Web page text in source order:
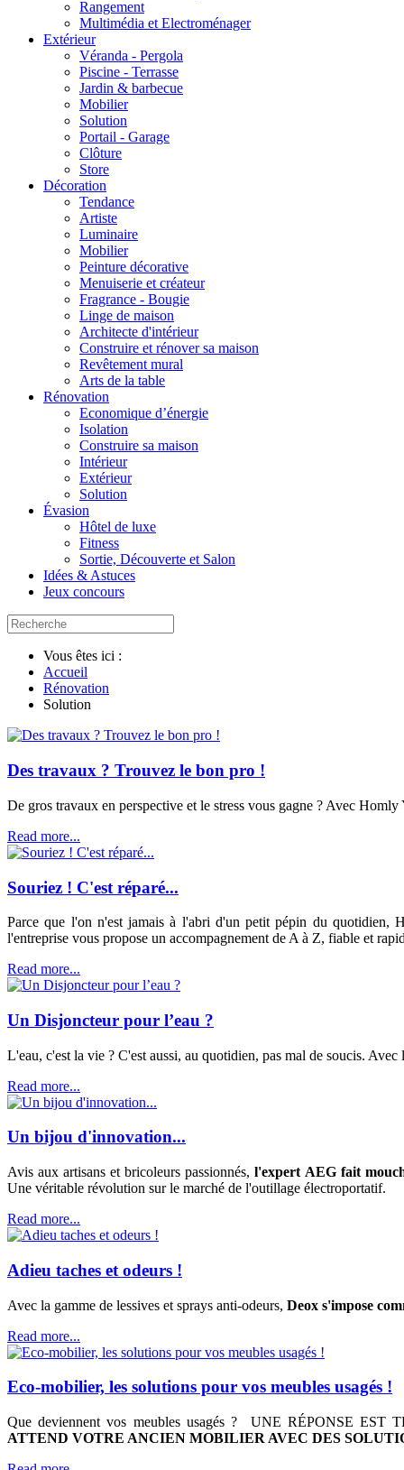
Rangement
Multimédia et Electroménager
Extérieur
Véranda - Pergola
Piscine - Terrasse
Jardin & barbecue
Mobilier
Solution
Portail - Garage
Clôture
Store
Décoration
Tendance
Artiste
Luminaire
Mobilier
Peinture décorative
Menuiserie et créateur
Fragrance - Bougie
Linge de maison
Architecte d'intérieur
Construire et rénover sa maison
Revêtement mural
Arts de la table
Rénovation
Economique d’énergie
Isolation
Construire sa maison
Intérieur
Extérieur
Solution
Évasion
Hôtel de luxe
Fitness
Sortie, Découverte et Salon
Idées & Astuces
Jeux concours
Vous êtes ici :
Accueil
Rénovation
Solution
Des travaux ? Trouvez le bon pro !
De gros travaux en perspective et le stress vous gagne ? Avec
Read more...
Souriez ! C'est réparé...
Parce que l'on n'est jamais à l'abri d'un petit pépin du quotidien,
l'entreprise vous propose un accompagnement de A à Z, fiable et
Read more...
Un Disjoncteur pour l’eau ?
L'eau, c'est la vie ? C'est aussi, au quotidien, pas mal de soucis.
Read more...
Un bijou d'innovation...
Avis aux artisans et bricoleurs passionnés, l'expert AEG fait
Une véritable révolution sur le marché de l'outillage électroportatif.
Read more...
Adieu taches et odeurs !
Avec la gamme de lessives et sprays anti-odeurs, Deox s'impose
Read more...
Eco-mobilier, les solutions pour vos meubles usagés !
Que deviennent vos meubles usagés ? UNE RÉPONSE
ATTEND VOTRE ANCIEN MOBILIER AVEC DES